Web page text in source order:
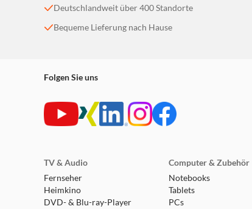
Deutschlandweit über 400 Standorte
Bequeme Lieferung nach Hause
Folgen Sie uns
TV & Audio
Fernseher
Heimkino
DVD- & Blu-ray-Player
Computer & Zubehör
Notebooks
Tablets
PCs